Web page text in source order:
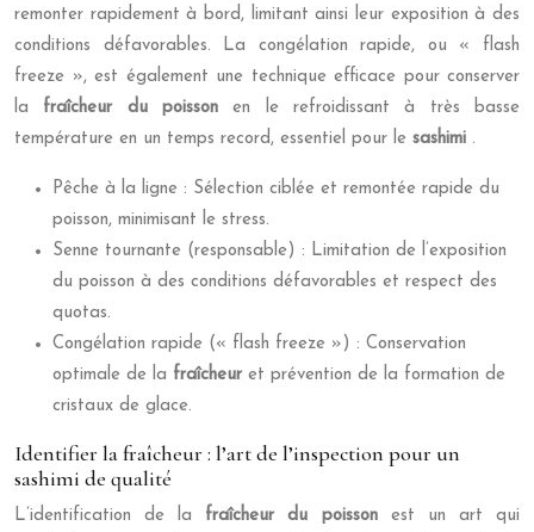
remonter rapidement à bord, limitant ainsi leur exposition à des
conditions défavorables. La congélation rapide, ou « flash
freeze », est également une technique efficace pour conserver
la fraîcheur du poissonen le refroidissant à très basse
température en un temps record, essentiel pour le sashimi .
Pêche à la ligne : Sélection ciblée et remontée rapide du
poisson, minimisant le stress.
Senne tournante (responsable) : Limitation de l’exposition
du poisson à des conditions défavorables et respect des
quotas.
Congélation rapide (« flash freeze ») : Conservation
optimale de la fraîcheur et prévention de la formation de
cristaux de glace.
Identifier la fraîcheur : l’art de l’inspection pour un
sashimi de qualité
L’identification de la fraîcheur du poisson est un art qui